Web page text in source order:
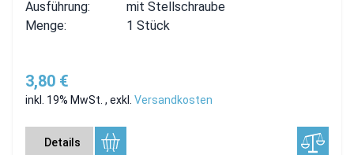
Ausführung:
mit Stellschraube
Menge:
1 Stück
3,80 €
inkl. 19% MwSt. , exkl. Versandkosten
Details